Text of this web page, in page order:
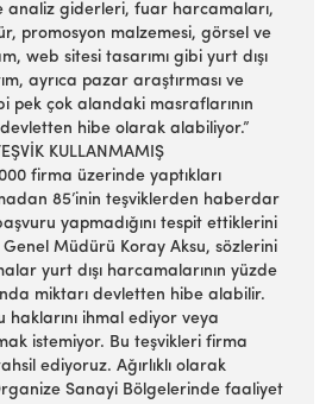
analiz giderleri, fuar harcamaları,
promosyon malzemesi, görsel ve
web sitesi tasarımı gibi yurt dışı
ayrıca pazar araştırması ve
pek çok alandaki masraflarının
devletten hibe olarak alabiliyor.”
KULLANMAMIŞ
firma üzerinde yaptıkları
85’inin teşviklerden haberdar
yapmadığını tespit ettiklerini
Müdürü Koray Aksu, sözlerini
yurt dışı harcamalarının yüzde
miktarı devletten hibe alabilir.
ihmal ediyor veya
istemiyor. Bu teşvikleri firma
ediyoruz. Ağırlıklı olarak
Sanayi Bölgelerinde faaliyet